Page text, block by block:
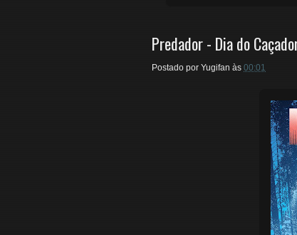
Predador - Dia do
Postado por Yugifan às 00:01